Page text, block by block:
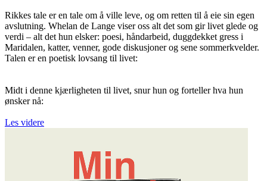
Rikkes tale er en tale om å ville leve, og om retten til å eie sin egen
avslutning. Whelan de Lange viser oss alt det som gir livet glede og
verdi – alt det hun elsker: poesi, håndarbeid, duggdekket gress i
Maridalen, katter, venner, gode diskusjoner og sene sommerkvelder.
Talen er en poetisk lovsang til livet:
Midt i denne kjærligheten til livet, snur hun og forteller hva hun
ønsker nå:
Les videre